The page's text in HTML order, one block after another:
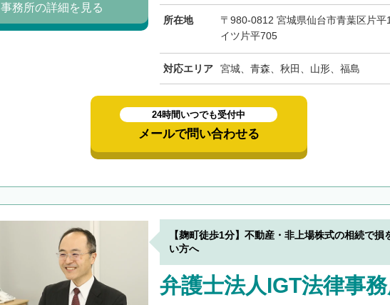
所在地
〒980-0812 宮城県仙台市青葉区片平
イツ片平705
対応エリア 宮城、青森、秋田、山形、福島
事務所の詳細を見る
24時間いつでも受付中
メールで問い合わせる
【麹町徒歩1分】不動産・非上場株式の相続で損
い方へ
弁護士法人IGT法律事